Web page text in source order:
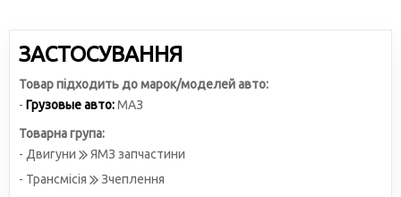
ЗАСТОСУВАННЯ
Товар підходить до марок/моделей авто:
- Грузовые авто:МАЗ
Товарна група:
- Двигуни
ЯМЗ запчастини
- Трансмісія
Зчеплення